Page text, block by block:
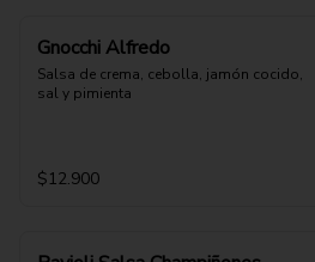
Gnocchi Alfredo
Salsa de crema, cebolla, jamón cocido,
sal y pimienta
$12.900